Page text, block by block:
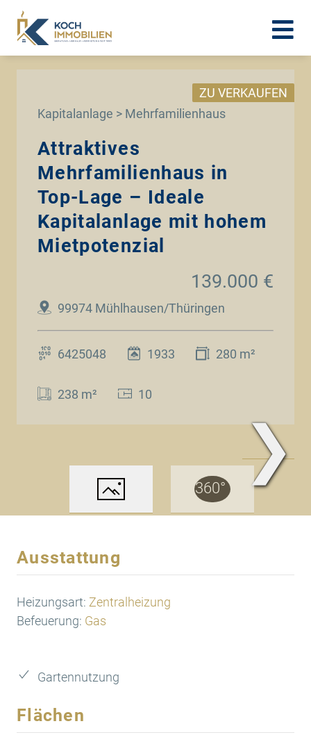
Kapitalanlage > Mehrfamilienhaus
ZU VERKAUFEN
Attraktives
Mehrfamilienhaus in
Top-Lage – Ideale
Kapitalanlage mit hohem
Mietpotenzial
99974 Mühlhausen/Thüringen
139.000 €
6425048 1933 280 m²
238 m² 10
❯
Ausstattung
Heizungsart: Zentralheizung
Befeuerung: Gas
Gartennutzung
Flächen